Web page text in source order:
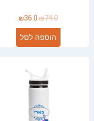
₪74.0
₪36.0
הוספה לסל